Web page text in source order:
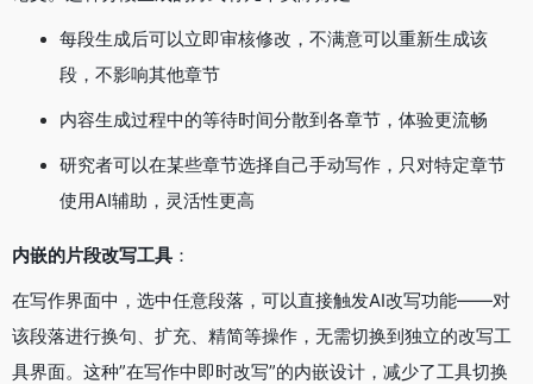
每段生成后可以立即审核修改，不满意可以重新生成该
段，不影响其他章节
内容生成过程中的等待时间分散到各章节，体验更流畅
研究者可以在某些章节选择自己手动写作，只对特定章节
使用AI辅助，灵活性更高
内嵌的片段改写工具 ：
在写作界面中，选中任意段落，可以直接触发AI改写功能——对
该段落进行换句、扩充、精简等操作，无需切换到独立的改写工
具界面。这种”在写作中即时改写”的内嵌设计，减少了工具切换